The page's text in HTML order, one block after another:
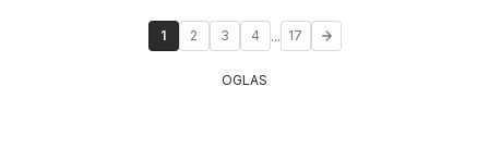
1 2 3 4 ... 17
OGLAS